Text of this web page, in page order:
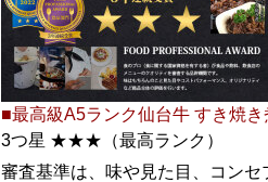
■最高級A5ランク仙台牛 すき焼き
3つ星 ★★★（最高ランク）
審査基準は、味や見た目、コンセ